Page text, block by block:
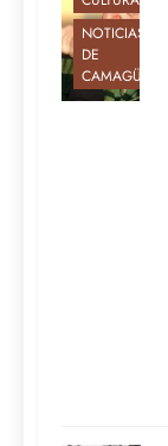
NOTICIAS
DE
CAMAGÜEY